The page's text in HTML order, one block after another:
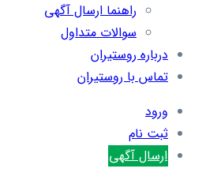
راهنما ارسال آگهی
سوالات متداول
درباره روستیران
تماس با روستیران
ورود
ثبت نام
ارسال آگهی